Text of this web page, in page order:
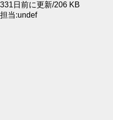
331日前に更新/206 KB
担当:undef